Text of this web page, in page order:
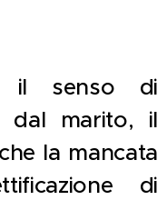
il senso di
dal marito, il
la mancata
di